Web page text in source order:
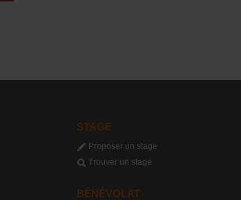
STAGE
Proposer un stage
Trouver un stage
BÉNÉVOLAT